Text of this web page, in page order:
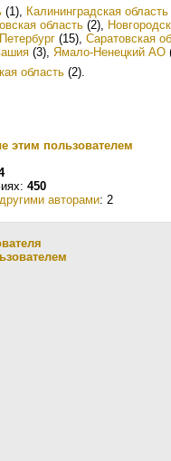
(1), Калининградская область
область (2),
(15), Саратовская
(3), Ямало-Ненецкий АО
область (2).
этим пользователем
450
авторами: 2